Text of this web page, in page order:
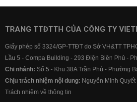
TRANG TTĐTTH CỦA CÔNG TY
Giấy phép số 3324/GP-TTĐT do Sở VH&TT
Lầu 5 - Compa Building - 293 Điện Biên Phủ -
Chi nhánh: Số 5 - Khu 38A Trần Phú - Phường
Chịu trách nhiệm nội dung: Nguyễn Minh Quyết
Trách nhiệm về thông tin